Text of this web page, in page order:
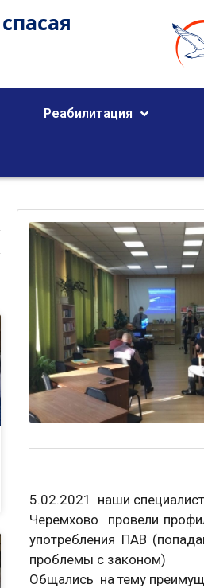
спасая
Реабилитация
5.02.2021 наши
Черемхово провели
употребления ПАВ
проблемы с законом)
Общались на тему